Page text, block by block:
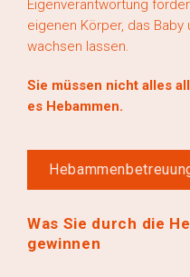
Eigenverantwortung
eigenen Körper, das Baby
wachsen lassen.
Sie müssen nicht alles
es Hebammen.
Was Sie durch die
gewinnen